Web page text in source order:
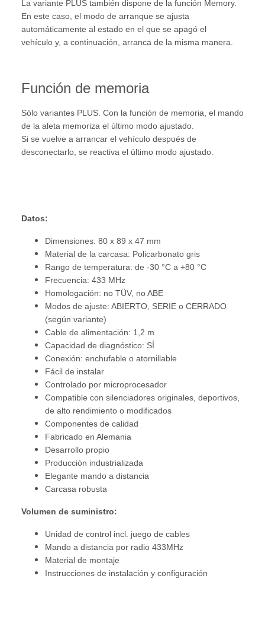
La variante PLUS también dispone de la función Memory.
En este caso, el modo de arranque se ajusta
automáticamente al estado en el que se apagó el
vehículo y, a continuación, arranca de la misma manera.
Función de memoria
Sólo variantes PLUS. Con la función de memoria, el mando
de la aleta memoriza el último modo ajustado.
Si se vuelve a arrancar el vehículo después de
desconectarlo, se reactiva el último modo ajustado.
Datos:
Dimensiones: 80 x 89 x 47 mm
Material de la carcasa: Policarbonato gris
Rango de temperatura: de -30 °C a +80 °C
Frecuencia: 433 MHz
Homologación: no TÜV, no ABE
Modos de ajuste: ABIERTO, SERIE o CERRADO
(según variante)
Cable de alimentación: 1,2 m
Capacidad de diagnóstico: SÍ
Conexión: enchufable o atornillable
Fácil de instalar
Controlado por microprocesador
Compatible con silenciadores originales, deportivos,
de alto rendimiento o modificados
Componentes de calidad
Fabricado en Alemania
Desarrollo propio
Producción industrializada
Elegante mando a distancia
Carcasa robusta
Volumen de suministro:
Unidad de control incl. juego de cables
Mando a distancia por radio 433MHz
Material de montaje
Instrucciones de instalación y configuración